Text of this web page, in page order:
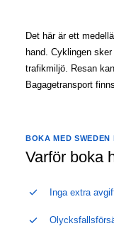
Det här är ett
hand. Cyklingen
trafikmiljö. Resan
Bagagetransport
BOKA MED SWEDEN
Varför boka
Inga extra